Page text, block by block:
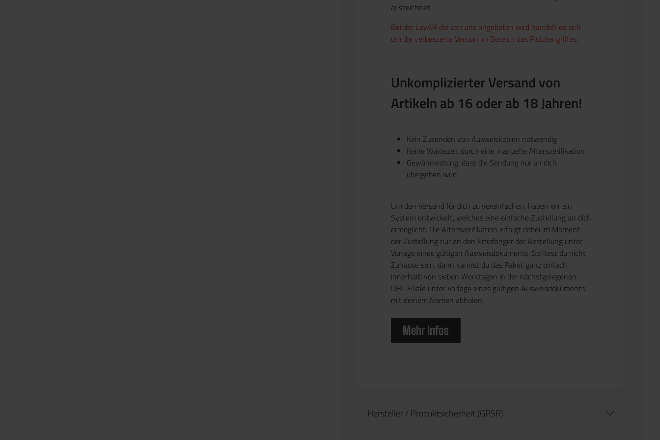
auszeichnet.
Bei der LevAR die von uns angeboten wird handelt es sich
um die verbesserte Version im Bereich des Pistolengriffes.
Unkomplizierter Versand von
Artikeln ab 16 oder ab 18 Jahren!
Kein Zusenden von Ausweiskopien notwendig
Keine Wartezeit durch eine manuelle Altersverifikation
Gewährleistung, dass die Sendung nur an dich
übergeben wird
Um den Versand für dich zu vereinfachen, haben wir ein
System entwickelt, welches eine einfache Zustellung an dich
ermöglicht. Die Altersverifikation erfolgt dabei im Moment
der Zustellung nur an den Empfänger der Bestellung unter
Vorlage eines gültigen Ausweisdokuments. Solltest du nicht
Zuhause sein, dann kannst du das Paket ganz einfach
innerhalb von sieben Werktagen in der nächstgelegenen
DHL Filiale unter Vorlage eines gültigen Ausweisdokuments
mit deinem Namen abholen.
Mehr Infos
Hersteller / Produktsicherheit (GPSR)